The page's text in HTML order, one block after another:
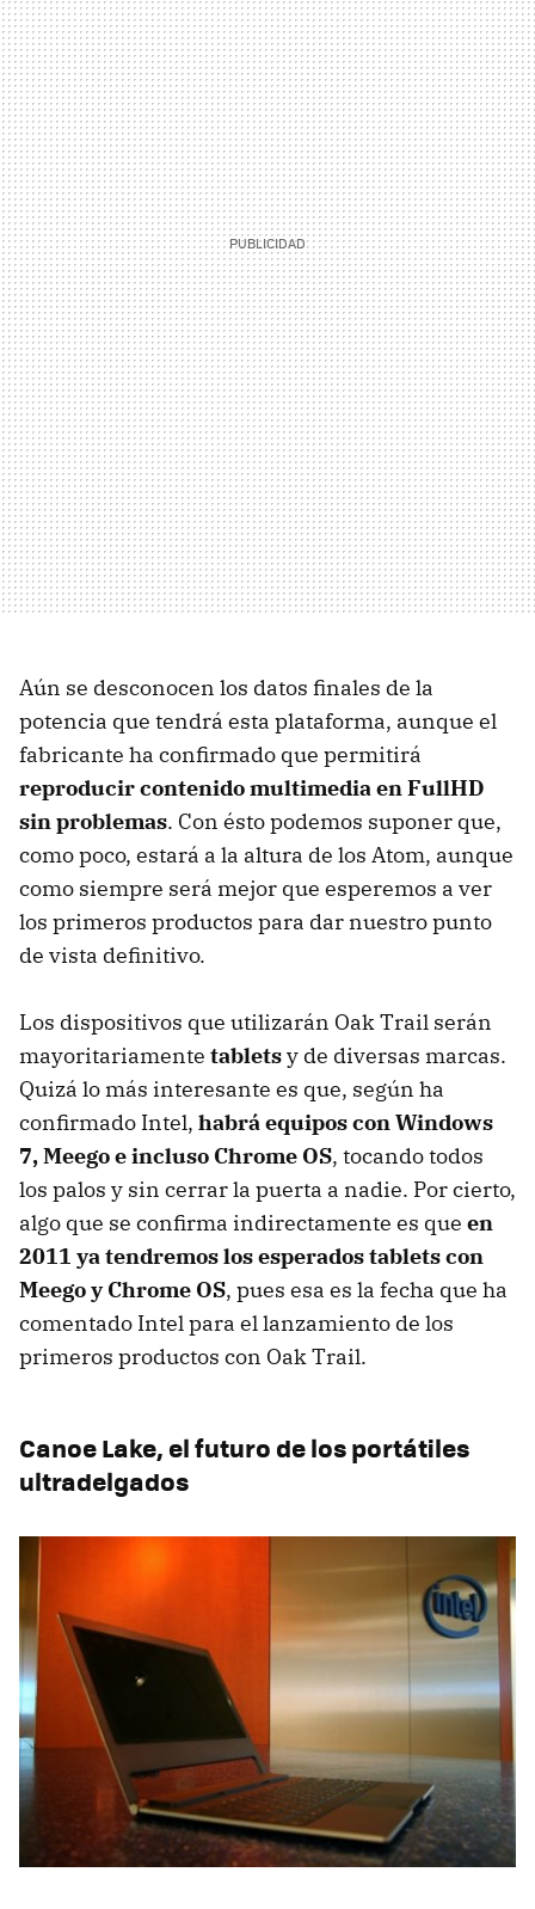
Aún se desconocen los datos finales de la
potencia que tendrá esta plataforma, aunque el
fabricante ha confirmado que permitirá
reproducir contenido multimedia en FullHD
sin problemas. Con ésto podemos suponer que,
como poco, estará a la altura de los Atom, aunque
como siempre será mejor que esperemos a ver
los primeros productos para dar nuestro punto
de vista definitivo.
Los dispositivos que utilizarán Oak Trail serán
mayoritariamente tabletsy de diversas marcas.
Quizá lo más interesante es que, según ha
confirmado Intel, habrá equipos con Windows
7, Meego e incluso Chrome OS, tocando todos
los palos y sin cerrar la puerta a nadie. Por cierto,
algo que se confirma indirectamente es que en
2011 ya tendremos los esperados tablets con
Meego y Chrome OS, pues esa es la fecha que ha
comentado Intel para el lanzamiento de los
primeros productos con Oak Trail.
Canoe Lake, el futuro de los portátiles
ultradelgados